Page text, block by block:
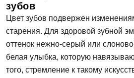
зубов
Цвет зубов подвержен
старения. Для здоровой зубной
оттенок нежно-серый или
белая улыбка, которую
того, стремление к такому